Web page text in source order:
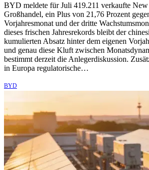
BYD meldete für Juli 419.211 verkaufte
Großhandel, ein Plus von 21,76 Prozent
Vorjahresmonat und der dritte
dieses frischen Jahresrekords bleibt der
kumulierten Absatz hinter dem eigenen
und genau diese Kluft zwischen
bestimmt derzeit die Anlegerdiskussion.
in Europa regulatorische…
BYD